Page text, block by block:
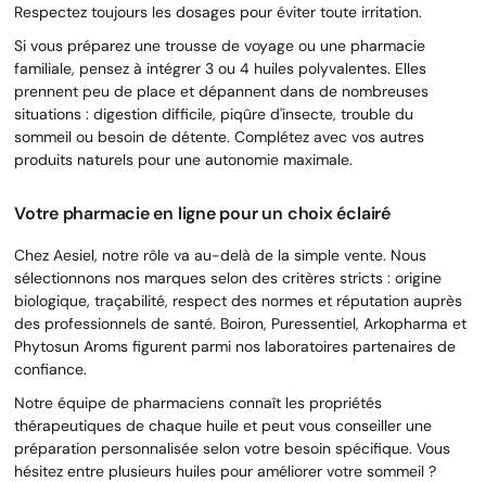
Respectez toujours les dosages pour éviter toute irritation.
Si vous préparez une trousse de voyage ou une pharmacie
familiale, pensez à intégrer 3 ou 4 huiles polyvalentes. Elles
prennent peu de place et dépannent dans de nombreuses
situations : digestion difficile, piqûre d'insecte, trouble du
sommeil ou besoin de détente. Complétez avec vos autres
produits naturels pour une autonomie maximale.
Votre pharmacie en ligne pour un choix éclairé
Chez Aesiel, notre rôle va au-delà de la simple vente. Nous
sélectionnons nos marques selon des critères stricts : origine
biologique, traçabilité, respect des normes et réputation auprès
des professionnels de santé. Boiron, Puressentiel, Arkopharma et
Phytosun Aroms figurent parmi nos laboratoires partenaires de
confiance.
Notre équipe de pharmaciens connaît les propriétés
thérapeutiques de chaque huile et peut vous conseiller une
préparation personnalisée selon votre besoin spécifique. Vous
hésitez entre plusieurs huiles pour améliorer votre sommeil ?